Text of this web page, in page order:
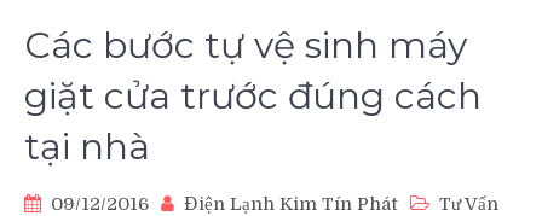
Các bước tự vệ sinh máy
giặt cửa trước đúng cách
tại nhà
09/12/2016 Điện Lạnh Kim Tín Phát
Tư Vấn